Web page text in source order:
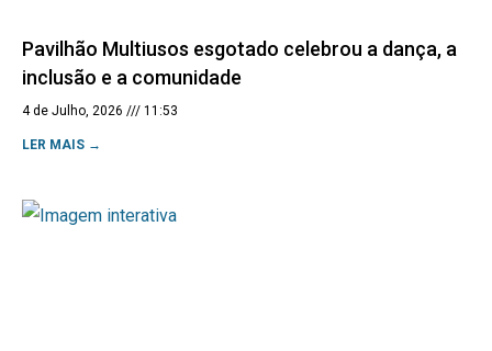
Pavilhão Multiusos esgotado celebrou a dança, a
inclusão e a comunidade
4 de Julho, 2026 11:53
LER MAIS →